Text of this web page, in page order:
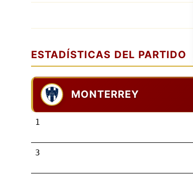
ESTADÍSTICAS DEL PARTIDO
MONTERREY
1
3